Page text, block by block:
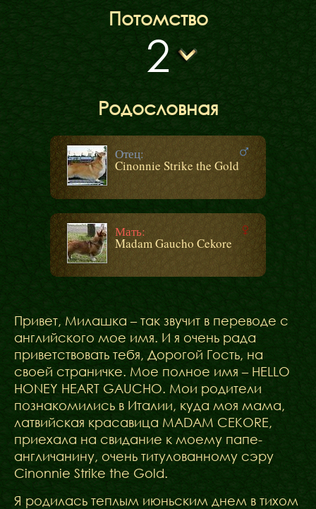
Потомство
2
Родословная
Отец:
Cinonnie Strike the Gold
Мать:
Madam Gaucho Cekore
Привет, Милашка – так звучит в переводе с
английского мое имя. И я очень рада
приветствовать тебя, Дорогой Гость, на
своей страничке. Мое полное имя – HELLO
HONEY HEART GAUCHO. Мои родители
познакомились в Италии, куда моя мама,
латвийская красавица MADAM CEKORE,
приехала на свидание к моему папе-
англичанину, очень титулованному сэру
Cinonnie Strike the Gold.
Я родилась теплым июньским днем в тихом